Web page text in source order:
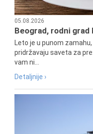
05.08.2026
Beograd, rodni
Leto je u punom
pridržavaju saveta za
vam ni...
Detaljnije ›